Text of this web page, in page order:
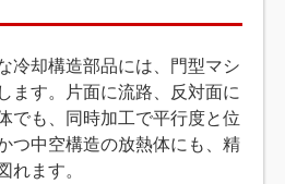
冷却構造部品には、門型マシ
ます。片面に流路、反対面に
でも、同時加工で平行度と位
つ中空構造の放熱体にも、精
ます。